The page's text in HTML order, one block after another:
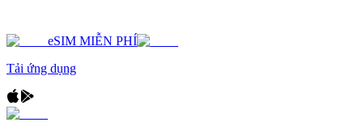
eSIM MIỄN PHÍ
Tải ứng dụng